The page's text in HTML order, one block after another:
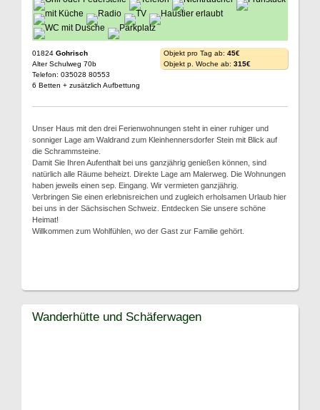
01824 Gohrisch
Alter Schulweg 70b
Telefon: 035028 80553
6 Betten + zusätzlich Aufbettung
Objekt pro Tag ab: 45€
Objekt p. Woche ab: 315€
Unser Haus mit den drei Ferienwohnungen steht in einer ruhiger und
sonniger Lage am Waldrand zum Kleinhennersdorfer Stein mit Blick auf
die Schrammsteine.
Damit Sie Ihren Aufenthalt bei uns ganzjährig genießen können, sind
natürlich alle Räume beheizt. Direkte Lage am Malerweg. Die Wohnungen
haben jeweils einen sep. Eingang. Wir vermieten ganzjährig.
Verbringen Sie einen erlebnisreichen und zugleich erholsamen Urlaub hier
bei uns in der Sächsischen Schweiz. Entdecken Sie unsere schöne
Heimat!
Willkommen zum Wohlfühlen, wo der Gast zur Familie gehört.
Wanderhütte und Schäferwagen